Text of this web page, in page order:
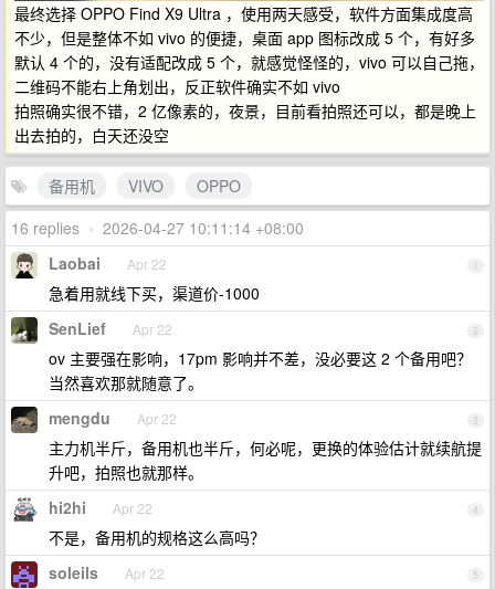
最终选择 OPPO Find X9 Ultra ，使用两天感受，软件方面集成度高
不少，但是整体不如 vivo 的便捷，桌面 app 图标改成 5 个，有好多
默认 4 个的，没有适配改成 5 个，就感觉怪怪的，vivo 可以自己拖，
二维码不能右上角划出，反正软件确实不如 vivo
拍照确实很不错，2 亿像素的，夜景，目前看拍照还可以，都是晚上
出去拍的，白天还没空
备用机 VIVO
OPPO
16 replies • 2026-04-27 10:11:14 +08:00
1
Laobai Apr 22
急着用就线下买，渠道价-1000
2
SenLief Apr 22
ov 主要强在影响，17pm 影响并不差，没必要这 2 个备用吧？
当然喜欢那就随意了。
3
mengdu Apr 22
主力机半斤，备用机也半斤，何必呢，更换的体验估计就续航提
升吧，拍照也就那样。
4
hi2hi Apr 22
不是，备用机的规格这么高吗？
5
soleils Apr 22